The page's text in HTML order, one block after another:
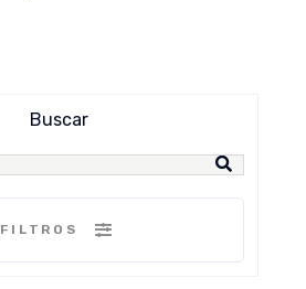
Buscar
FILTROS